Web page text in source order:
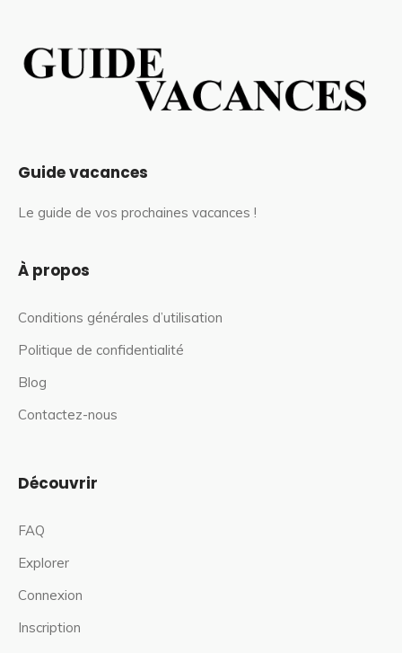
Guide vacances
Le guide de vos prochaines vacances !
À propos
Conditions générales d’utilisation
Politique de confidentialité
Blog
Contactez-nous
Découvrir
FAQ
Explorer
Connexion
Inscription